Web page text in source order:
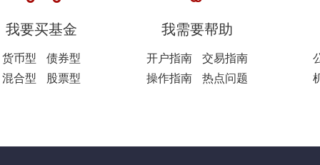
我要买基金
货币型
债券型
混合型
股票型
我需要帮助
开户指南
交易指南
操作指南
热点问题